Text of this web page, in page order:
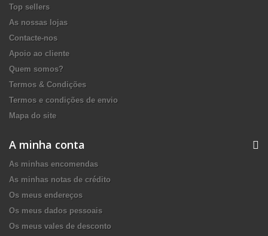
Top sellers
As nossas lojas
Contacte-nos
Apoio ao cliente
Quem somos?
Termos & Condições
Termos e condições de envio
Mapa do site
A minha conta
As minhas encomendas
As minhas notas de crédito
Os meus endereços
Os meus dados pessoais
Os meus vales de desconto